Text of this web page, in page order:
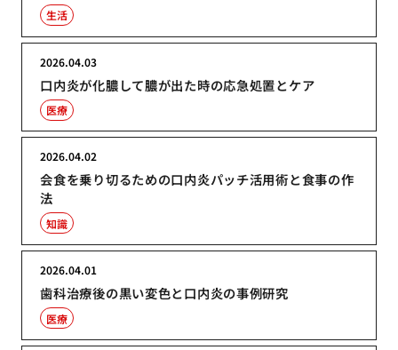
生活
口内炎が化膿して膿が出た時の応急処置とケア
2026.04.03
医療
会食を乗り切るための口内炎パッチ活用術と食事の作
法
2026.04.02
知識
歯科治療後の黒い変色と口内炎の事例研究
2026.04.01
医療